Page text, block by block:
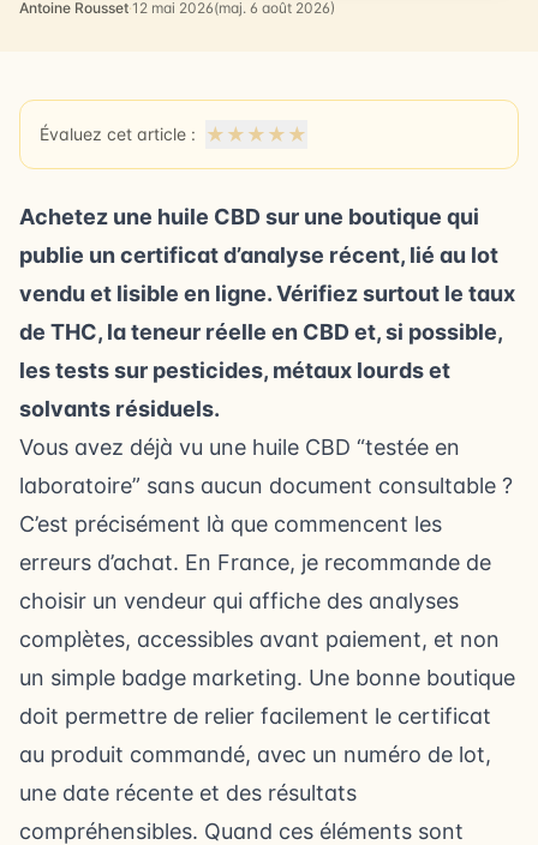
Antoine Rousset·12 mai 2026(maj. 6 août 2026)
Évaluez cet article : ★ ★ ★ ★ ★
Achetez une huile CBD sur une boutique qui
publie un certificat d’analyse récent, lié au lot
vendu et lisible en ligne. Vérifiez surtout le taux
de THC, la teneur réelle en CBD et, si possible,
les tests sur pesticides, métaux lourds et
solvants résiduels.
Vous avez déjà vu une huile CBD “testée en
laboratoire” sans aucun document consultable ?
C’est précisément là que commencent les
erreurs d’achat. En France, je recommande de
choisir un vendeur qui affiche des analyses
complètes, accessibles avant paiement, et non
un simple badge marketing. Une bonne boutique
doit permettre de relier facilement le certificat
au produit commandé, avec un numéro de lot,
une date récente et des résultats
compréhensibles. Quand ces éléments sont